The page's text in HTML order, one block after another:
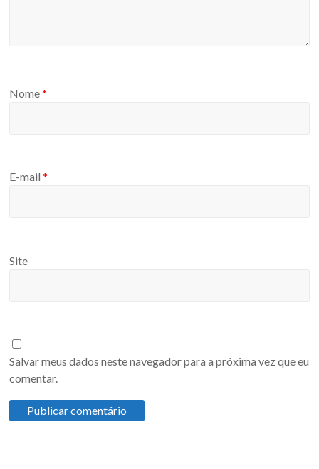
Nome*
E-mail*
Site
Salvar meus dados neste navegador para a próxima vez que eu
comentar.